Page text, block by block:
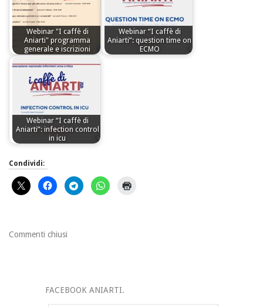
Webinar "I caffè di
Aniarti" programma
generale e iscrizioni
Webinar “I caffè di
Aniarti”: question time on
ECMO
Webinar “I caffè di
Aniarti”: infection control
in icu
Condividi:
Commenti chiusi
FACEBOOK ANIARTI.